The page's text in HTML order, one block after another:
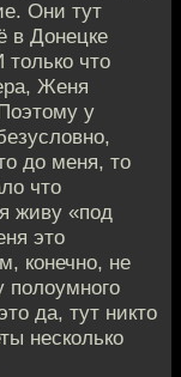
Они тут
в Донецке
что
Женя
у
до меня, то
что
живу «под
это
конечно, не
полоумного
да, тут никто
несколько